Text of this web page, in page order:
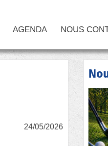
AGENDA NOUS
24/05/2026